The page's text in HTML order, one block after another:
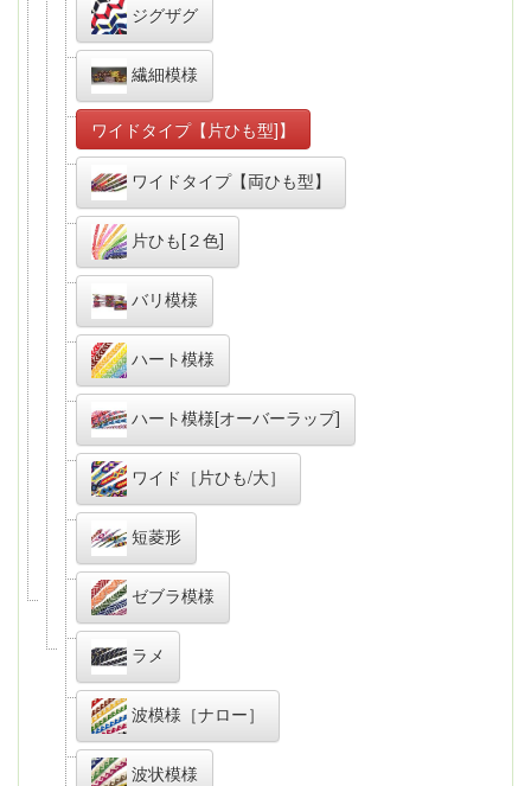
ジグザグ
繊細模様
ワイドタイプ【片ひも型]】
ワイドタイプ【両ひも型】
片ひも[２色]
バリ模様
ハート模様
ハート模様[オーバーラップ]
ワイド［片ひも/大］
短菱形
ゼブラ模様
ラメ
波模様［ナロー］
波状模様